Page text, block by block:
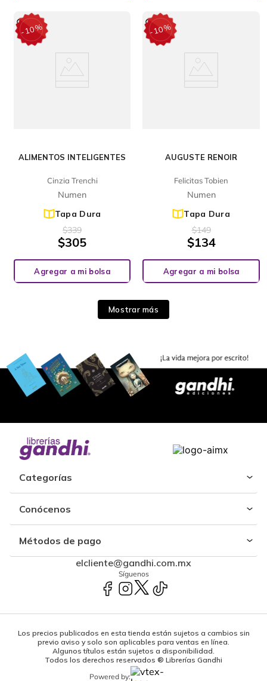
ALIMENTOS INTELIGENTES
Cinzia Trenchi
Numen
Tapa Dura
-10%
$339
$305
Agregar a mi bolsa
AUGUSTE RENOIR
Felicitas Tobien
Numen
Tapa Dura
-10%
$149
$134
Agregar a mi bolsa
Mostrar más
Categorías
Conócenos
Métodos de pago
elcliente@gandhi.com.mx
Síguenos
Los precios publicados en esta tienda están sujetos a cambios sin
previo aviso y solo son aplicables para ventas en línea.
Algunos títulos están sujetos a disponibilidad.
Todos los derechos reservados ® Librerías Gandhi
Powered by: